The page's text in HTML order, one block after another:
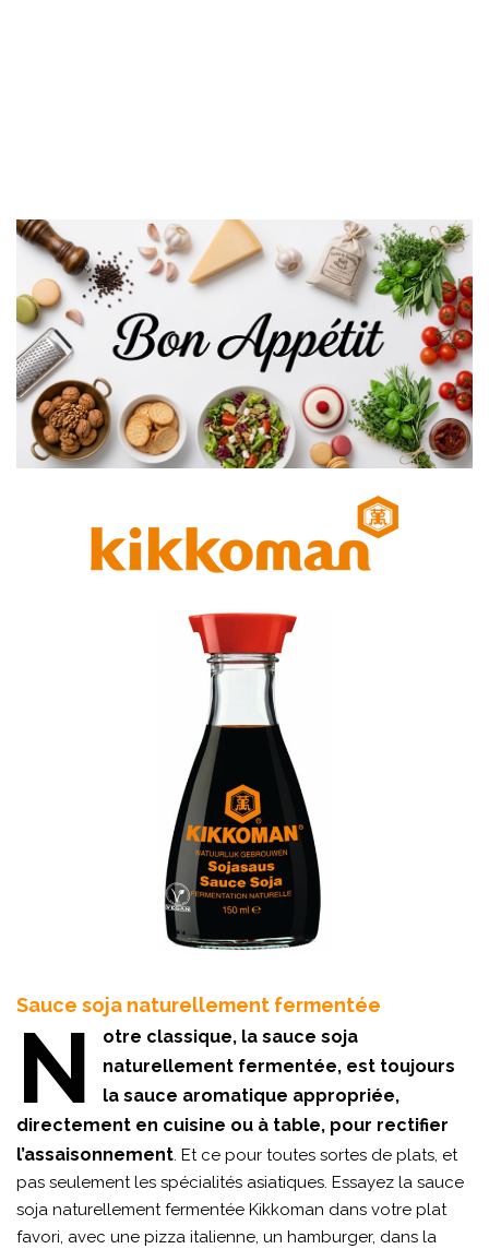
Sauce soja naturellement fermentée
N
otre classique, la sauce soja
naturellement fermentée, est toujours
la sauce aromatique appropriée,
directement en cuisine ou à table, pour rectifier
l’assaisonnement. Et ce pour toutes sortes de plats, et
pas seulement les spécialités asiatiques. Essayez la sauce
soja naturellement fermentée Kikkoman dans votre plat
favori, avec une pizza italienne, un hamburger, dans la